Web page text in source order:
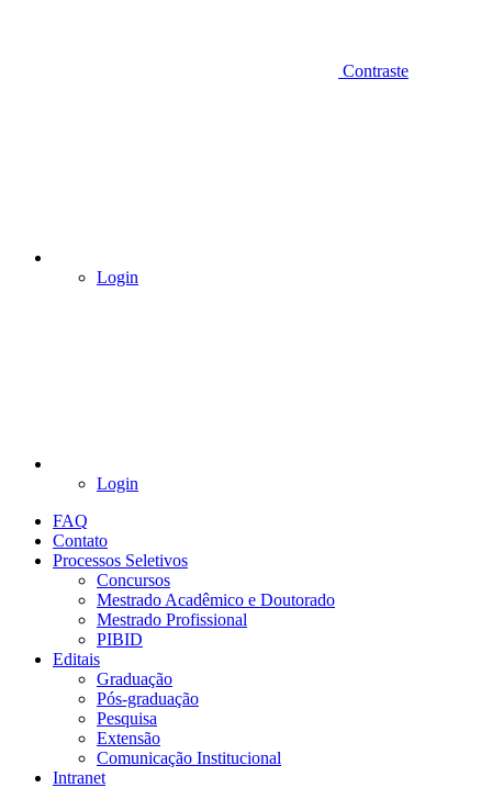
Contraste
Login
Login
FAQ
Contato
Processos Seletivos
Concursos
Mestrado Acadêmico e Doutorado
Mestrado Profissional
PIBID
Editais
Graduação
Pós-graduação
Pesquisa
Extensão
Comunicação Institucional
Intranet